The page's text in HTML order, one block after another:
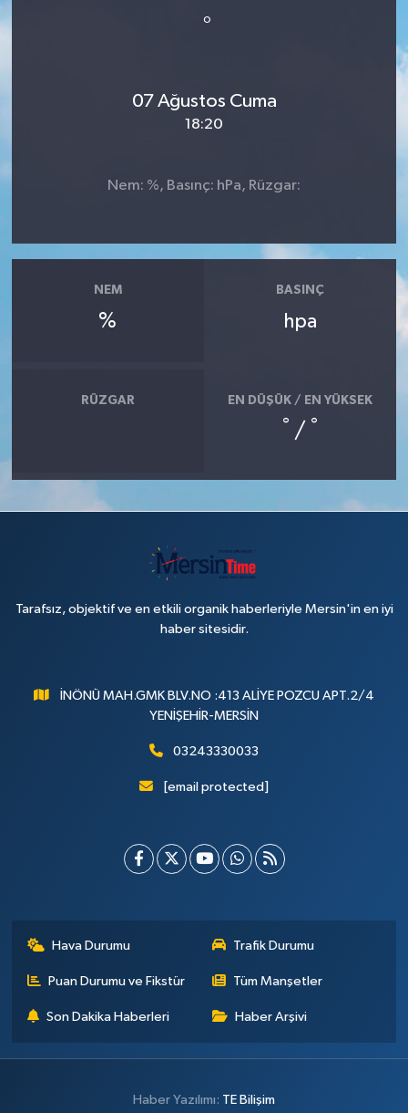
°
07 Ağustos Cuma
18:20
Nem: %, Basınç: hPa, Rüzgar:
NEM
%
BASINÇ
hpa
RÜZGAR EN DÜŞÜK / EN YÜKSEK
° / °
Tarafsız, objektif ve en etkili organik haberleriyle Mersin'in en iyi
haber sitesidir.
İNÖNÜ MAH.GMK BLV.NO :413 ALİYE POZCU APT.2/4
YENİŞEHİR-MERSİN
03243330033
[email protected]
Hava Durumu Trafik Durumu
Puan Durumu ve Fikstür Tüm Manşetler
Son Dakika Haberleri Haber Arşivi
Haber Yazılımı: TE Bilişim